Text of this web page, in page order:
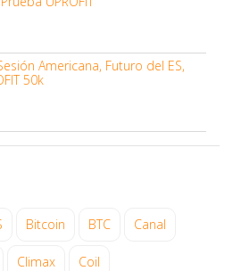
Americana, Futuro del ES,
50k
Bitcoin BTC Canal
Climax Coil